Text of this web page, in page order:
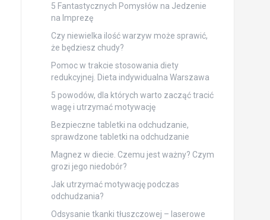
5 Fantastycznych Pomysłów na Jedzenie
na Imprezę
Czy niewielka ilość warzyw może sprawić,
że będziesz chudy?
Pomoc w trakcie stosowania diety
redukcyjnej. Dieta indywidualna Warszawa
5 powodów, dla których warto zacząć tracić
wagę i utrzymać motywację
Bezpieczne tabletki na odchudzanie,
sprawdzone tabletki na odchudzanie
Magnez w diecie. Czemu jest ważny? Czym
grozi jego niedobór?
Jak utrzymać motywację podczas
odchudzania?
Odsysanie tkanki tłuszczowej – laserowe